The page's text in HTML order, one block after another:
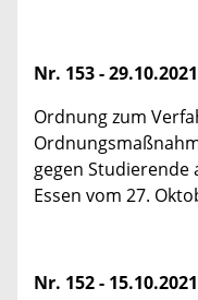
Nr. 153 - 29.10.2021
Ordnung zum
gegen
Essen vom 27.
Nr. 152 - 15.10.2021